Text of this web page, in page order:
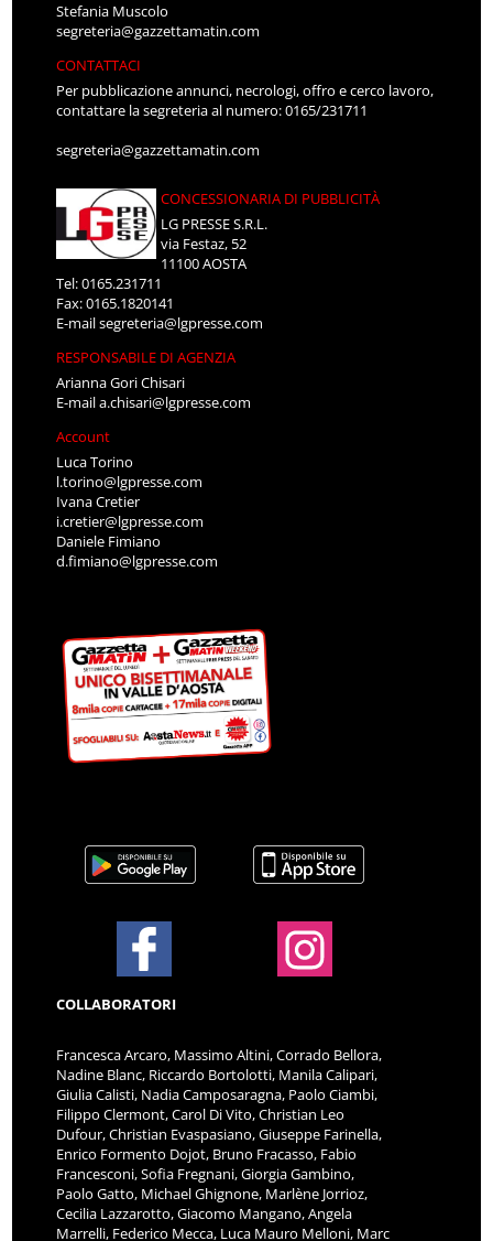
Stefania Muscolo
segreteria@gazzettamatin.com
CONTATTACI
Per pubblicazione annunci, necrologi, offro e cerco lavoro,
contattare la segreteria al numero: 0165/231711
segreteria@gazzettamatin.com
CONCESSIONARIA DI PUBBLICITÀ
LG PRESSE S.R.L.
via Festaz, 52
11100 AOSTA
Tel: 0165.231711
Fax: 0165.1820141
E-mailsegreteria@lgpresse.com
RESPONSABILE DI AGENZIA
Arianna Gori Chisari
E-maila.chisari@lgpresse.com
Account
Luca Torino
l.torino@lgpresse.com
Ivana Cretier
i.cretier@lgpresse.com
Daniele Fimiano
d.fimiano@lgpresse.com
COLLABORATORI
Francesca Arcaro, Massimo Altini, Corrado Bellora,
Nadine Blanc, Riccardo Bortolotti, Manila Calipari,
Giulia Calisti, Nadia Camposaragna, Paolo Ciambi,
Filippo Clermont, Carol Di Vito, Christian Leo
Dufour, Christian Evaspasiano, Giuseppe Farinella,
Enrico Formento Dojot, Bruno Fracasso, Fabio
Francesconi, Sofia Fregnani, Giorgia Gambino,
Paolo Gatto, Michael Ghignone, Marlène Jorrioz,
Cecilia Lazzarotto, Giacomo Mangano, Angela
Marrelli, Federico Mecca, Luca Mauro Melloni, Marc